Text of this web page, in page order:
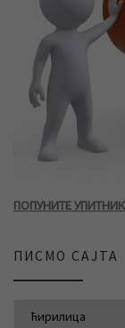
ПОПУНИТЕ
ПИСМО САЈТА